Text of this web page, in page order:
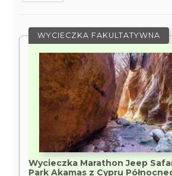
WYCIECZKA FAKULTATYWNA
Wycieczka Marathon Jeep
Park Akamas z Cypru